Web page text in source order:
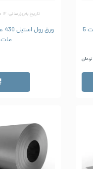
ورق رول استیل 430 عرض 1000 ضخامت 5
تومان
تاریخ به‌روزرسانی: ۱۲ مرداد ۱۴۰۵ | ۱۶:۳۳
مات 2B